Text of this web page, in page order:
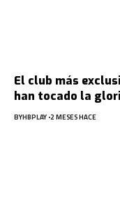
El club más
han tocado la
BYHBPLAY 2 MESES HACE